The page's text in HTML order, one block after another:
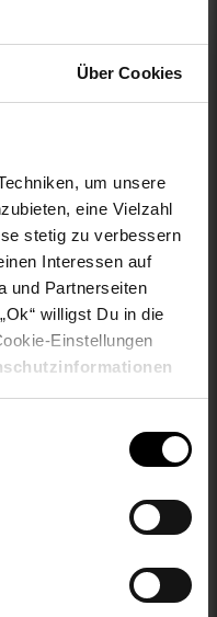
Über Cookies
um unsere
eine Vielzahl
stetig zu verbessern
Interessen auf
und Partnerseiten
willigst Du in die
Einstellungen
Knopfleiste und einen
bei einer Feier oder in
Gelegenheit.
Baumwolle
keine Angabe
not_applicable